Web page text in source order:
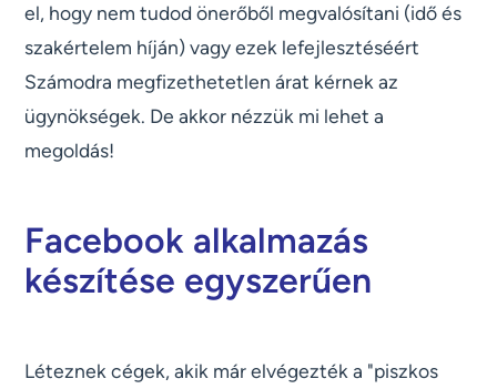
el, hogy nem tudod önerőből megvalósítani (idő és
szakértelem híján) vagy ezek lefejlesztéséért
Számodra megfizethetetlen árat kérnek az
ügynökségek. De akkor nézzük mi lehet a
megoldás!
Facebook alkalmazás
készítése egyszerűen
Léteznek cégek, akik már elvégezték a "piszkos